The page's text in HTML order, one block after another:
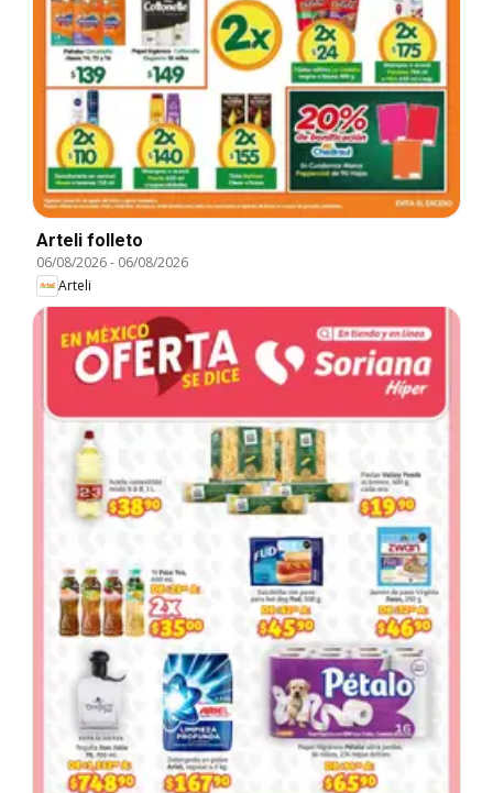
Arteli folleto
06/08/2026- 06/08/2026
Arteli